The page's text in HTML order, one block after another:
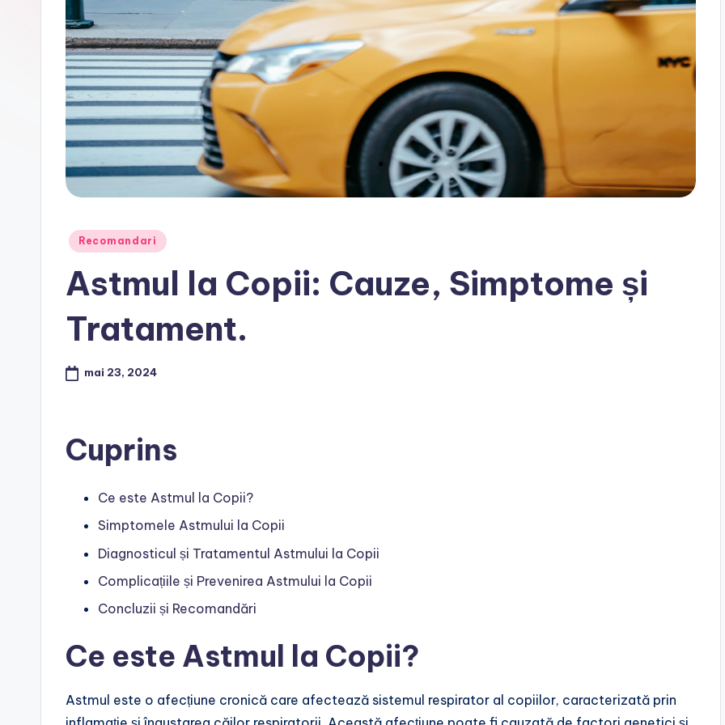
Posted
Recomandari
Astmul la Copii: Cauze, Simptome și
Tratament.
mai 23, 2024
Cuprins
Ce este Astmul la Copii?
Simptomele Astmului la Copii
Diagnosticul și Tratamentul Astmului la Copii
Complicațiile și Prevenirea Astmului la Copii
Concluzii și Recomandări
Ce este Astmul la Copii?
Astmul este o afecțiune cronică care afectează sistemul respirator al copiilor, caracterizată prin